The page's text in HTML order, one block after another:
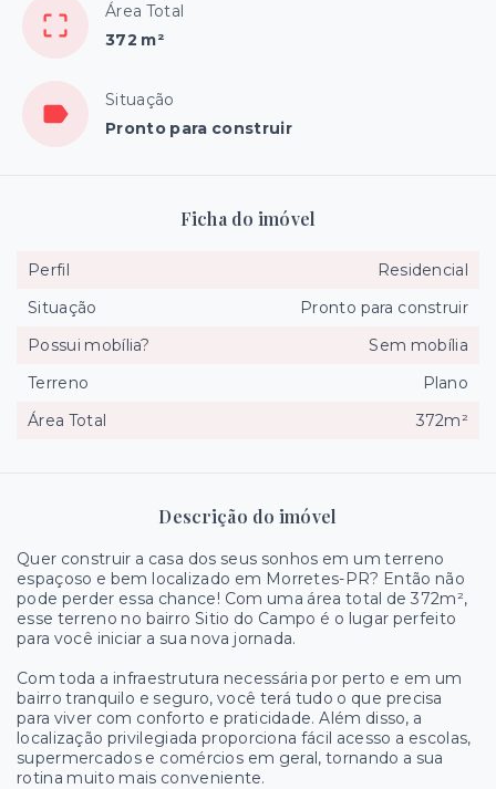
Área Total
372 m²
Situação
Pronto para construir
Descrição do imóvel
Quer construir a casa dos seus sonhos em um terreno
espaçoso e bem localizado em Morretes-PR? Então não
pode perder essa chance! Com uma área total de 372m²,
esse terreno no bairro Sitio do Campo é o lugar perfeito
para você iniciar a sua nova jornada.
Com toda a infraestrutura necessária por perto e em um
bairro tranquilo e seguro, você terá tudo o que precisa
para viver com conforto e praticidade. Além disso, a
localização privilegiada proporciona fácil acesso a escolas,
supermercados e comércios em geral, tornando a sua
rotina muito mais conveniente.
Ficha do imóvel
Perfil
Residencial
Situação
Pronto para construir
Possui mobília?
Sem mobília
Terreno
Plano
Área Total
372m²